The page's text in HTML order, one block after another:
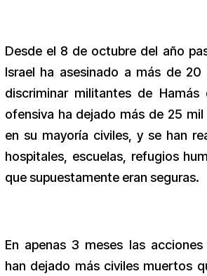
Desde el 8 de octubre del año
Israel ha asesinado a más de 20
discriminar militantes de
ofensiva ha dejado más de 25 mil
en su mayoría civiles, y se han
hospitales, escuelas, refugios
que supuestamente eran seguras.
En apenas 3 meses las
han dejado más civiles muertos